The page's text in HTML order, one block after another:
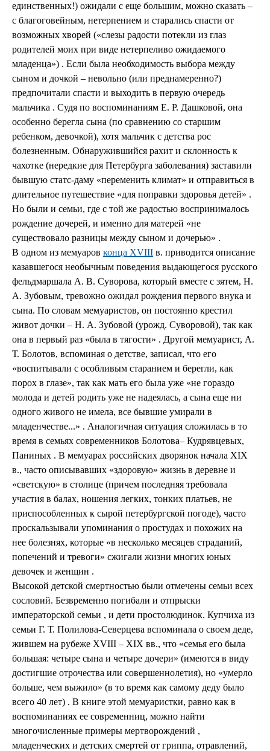
единственных!) ожидали с еще большим, можно сказать –
с благоговейным, нетерпением и старались спасти от
возможных хворей («слезы радости потекли из глаз
родителей моих при виде нетерпеливо ожидаемого
младенца») . Если была необходимость выбора между
сыном и дочкой – невольно (или преднамеренно?)
предпочитали спасти и выходить в первую очередь
мальчика . Судя по воспоминаниям Е. Р. Дашковой, она
особенно берегла сына (по сравнению со старшим
ребенком, девочкой), хотя мальчик с детства рос
болезненным. Обнаружившийся рахит и склонность к
чахотке (нередкие для Петербурга заболевания) заставили
бывшую статс-даму «переменить климат» и отправиться в
длительное путешествие «для поправки здоровья детей» .
Но были и семьи, где с той же радостью воспринималось
рождение дочерей, и именно для матерей «не
существовало разницы между сыном и дочерью» .
В одном из мемуаров конца XVIII в. приводится описание
казавшегося необычным поведения выдающегося русского
фельдмаршала А. В. Суворова, который вместе с зятем, Н.
А. Зубовым, тревожно ожидал рождения первого внука и
сына. По словам мемуаристов, он постоянно крестил
живот дочки – Н. А. Зубовой (урожд. Суворовой), так как
она в первый раз «была в тягости» . Другой мемуарист, А.
Т. Болотов, вспоминая о детстве, записал, что его
«воспитывали с особливым старанием и берегли, как
порох в глазе», так как мать его была уже «не гораздо
молода и детей родить уже не надеялась, а сына еще ни
одного живого не имела, все бывшие умирали в
младенчестве...» . Аналогичная ситуация сложилась в то
время в семьях современников Болотова– Кудрявцевых,
Паниных . В мемуарах российских дворянок начала XIX
в., часто описывавших «здоровую» жизнь в деревне и
«светскую» в столице (причем последняя требовала
участия в балах, ношения легких, тонких платьев, не
приспособленных к сырой петербургской погоде), часто
проскальзывали упоминания о простудах и похожих на
нее болезнях, которые «в несколько месяцев страданий,
попечений и тревоги» сжигали жизни многих юных
девочек и женщин .
Высокой детской смертностью были отмечены семьи всех
сословий. Безвременно погибали и отпрыски
императорской семьи , и дети простолюдинок. Купчиха из
семьи Г. Т. Полилова-Северцева вспоминала о своем деде,
жившем на рубеже ХVIII – XIX вв., что «семья его была
большая: четыре сына и четыре дочери» (имеются в виду
достигшие отрочества или совершеннолетия), но «умерло
больше, чем выжило» (в то время как самому деду было
всего 40 лет) . В книге этой мемуаристки, равно как в
воспоминаниях ее современниц, можно найти
многочисленные примеры мертворождений ,
младенческих и детских смертей от гриппа, отравлений,